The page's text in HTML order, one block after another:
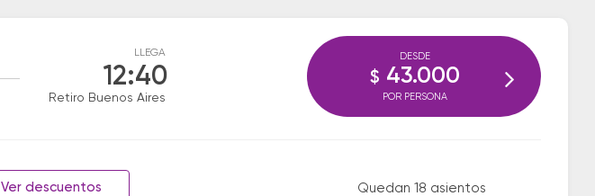
LLEGA
12:40
Retiro Buenos Aires
Ver descuentos
Quedan 18 asientos
DESDE
$ 43.000
POR PERSONA